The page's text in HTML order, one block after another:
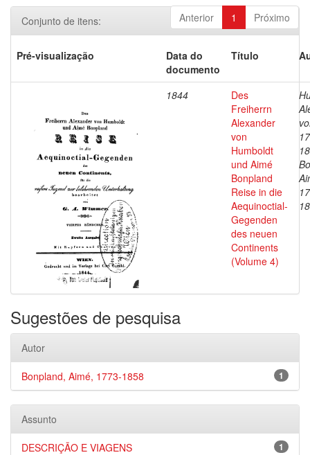
Anterior 1 Próximo
Conjunto de itens:
Pré-visualização
Data do
documento
Título
1844
Des
Freiherrn
Alexander
von
Humboldt
und Aimé
Bonpland
Reise in die
Aequinoctial-
Gegenden
des neuen
Continents
(Volume 4)
Sugestões de pesquisa
Autor
1
Bonpland, Aimé, 1773-1858
Assunto
1
DESCRIÇÃO E VIAGENS